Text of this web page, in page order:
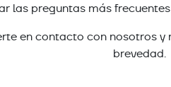
las preguntas más
en contacto con nosotros
brevedad.